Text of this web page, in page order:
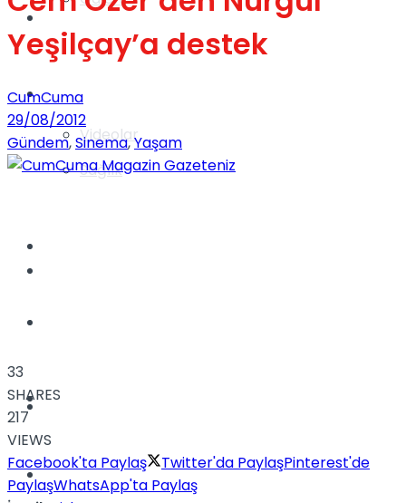
Videolar
Yaşam
Gündem
Yaşam
Sağlık
Dünya
Türkiye
Yeşilçay’a destek
CumCuma
29/08/2012
Gündem,Sinema,Yaşam
33
SHARES
217
VIEWS
Facebook'ta Paylaş
Twitter'da PaylaşPinterest'de
PaylaşWhatsApp'ta Paylaş